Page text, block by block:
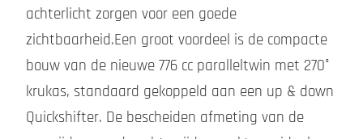
achterlicht zorgen voor een goede
zichtbaarheid.Een groot voordeel is de compacte
bouw van de nieuwe 776 cc paralleltwin met 270°
krukas, standaard gekoppeld aan een up & down
Quickshifter. De bescheiden afmeting van de